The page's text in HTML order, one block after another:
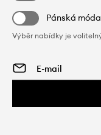
Pánská móda
Výběr nabídky je